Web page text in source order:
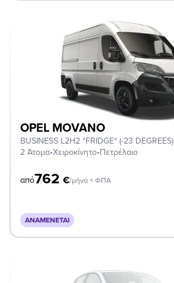
OPEL MOVANO
BUSINESS L2H2 *FRIDGE* (-23 DEGREES)
2 Άτομα•Χειροκίνητο•Πετρέλαιο
από762 €/μήνα + ΦΠΑ
ΑΝΑΜΈΝΕΤΑΙ